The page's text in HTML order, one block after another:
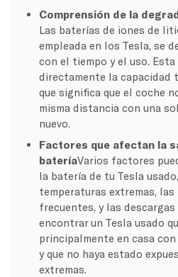
Comprensión de la
Las baterías de iones de
empleada en los Tesla, se
con el tiempo y el uso.
directamente la capacidad
que significa que el coche
misma distancia con una
nuevo.
Factores que afectan la
bateríaVarios factores
la batería de tu Tesla
temperaturas extremas,
frecuentes, y las
encontrar un Tesla usado
principalmente en casa
y que no haya estado
extremas.